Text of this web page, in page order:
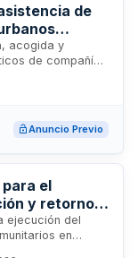
de
vía pública
acogida y
de compañía
o
Incluye
salud pública
un operador
a
en
las autoridades
Anuncio Previo
el
y retorno
de
ejecución del
en